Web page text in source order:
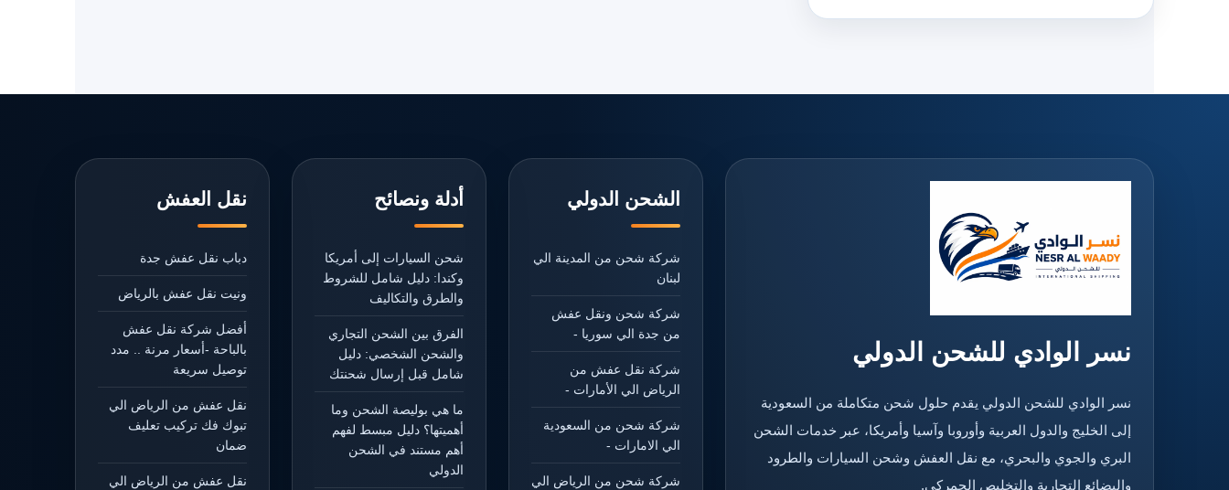
نسر الوادي للشحن الدولي
نسر الوادي للشحن الدولي يقدم حلول شحن متكاملة من السعودية
إلى الخليج والدول العربية وأوروبا وآسيا وأمريكا، عبر خدمات الشحن
البري والجوي والبحري، مع نقل العفش وشحن السيارات والطرود
والبضائع التجارية والتخليص الجمركي.
الشحن الدولي
شركة شحن من المدينة الي
لبنان
شركة شحن ونقل عفش
من جدة الي سوريا -
شركة نقل عفش من
الرياض الي الأمارات -
شركة شحن من السعودية
الي الامارات -
شركة شحن من الرياض الي
أدلة ونصائح
شحن السيارات إلى أمريكا
وكندا: دليل شامل للشروط
والطرق والتكاليف
الفرق بين الشحن التجاري
والشحن الشخصي: دليل
شامل قبل إرسال شحنتك
ما هي بوليصة الشحن وما
أهميتها؟ دليل مبسط لفهم
أهم مستند في الشحن
الدولي
نقل العفش
دباب نقل عفش جدة
ونيت نقل عفش بالرياض
أفضل شركة نقل عفش
بالباحة -أسعار مرنة .. مدد
توصيل سريعة
نقل عفش من الرياض الي
تبوك فك تركيب تعليف
ضمان
نقل عفش من الرياض الي